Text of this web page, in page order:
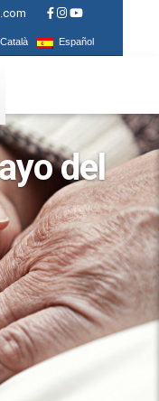
Català Español
del